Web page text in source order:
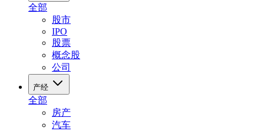
全部
股市
IPO
股票
概念股
公司
产经
全部
房产
汽车